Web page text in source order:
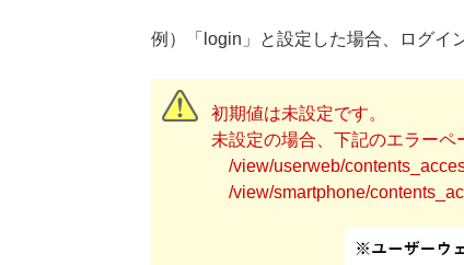
例）「login」と設定した場合、ログイ
初期値は未設定です。
未設定の場合、下記のエラーペ
/view/userweb/
/view/smartphone/